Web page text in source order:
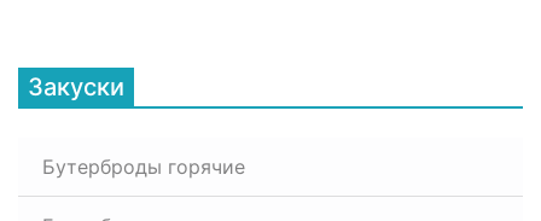
Закуски
Бутерброды горячие